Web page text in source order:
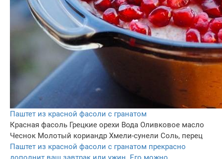
Паштет из красной фасоли с гранатом
Красная фасоль Грецкие орехи Вода Оливковое масло
Чеснок Молотый кориандр Хмели-сунели Соль, перец
Паштет из красной фасоли с гранатом прекрасно